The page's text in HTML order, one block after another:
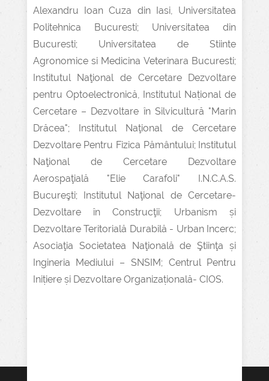
Alexandru Ioan Cuza din Iasi, Universitatea
Politehnica Bucuresti; Universitatea din
Bucuresti; Universitatea de Stiinte
Agronomice si Medicina Veterinara Bucuresti;
Institutul Naţional de Cercetare Dezvoltare
pentru Optoelectronică, Institutul Național de
Cercetare – Dezvoltare în Silvicultură "Marin
Drăcea"; Institutul Naţional de Cercetare
Dezvoltare Pentru Fizica Pământului; Institutul
Naţional de Cercetare Dezvoltare
Aerospaţială "Elie Carafoli" I.N.C.A.S.
Bucureşti; Institutul Naţional de Cercetare-
Dezvoltare în Construcţii; Urbanism și
Dezvoltare Teritorială Durabilă - Urban Incerc;
Asociaţia Societatea Naţională de Ştiinţa și
Ingineria Mediului – SNSIM; Centrul Pentru
Inițiere și Dezvoltare Organizațională- CIOS.